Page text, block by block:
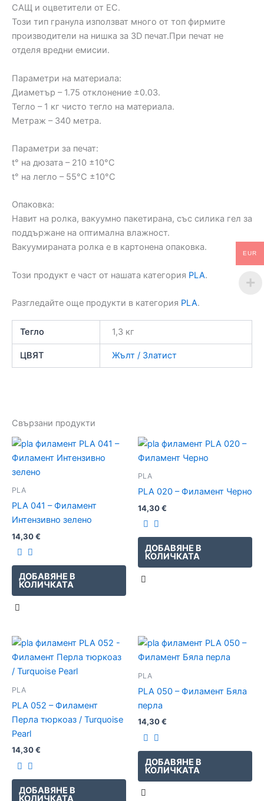
САЩ и оцветители от ЕС.
Този тип гранула използват много от топ фирмите
производители на нишка за 3D печат.При печат не
отделя вредни емисии.
Параметри на материала:
Диаметър – 1.75 отклонение ±0.03.
Тегло – 1 кг чисто тегло на материала.
Метраж – 340 метра.
Параметри за печат:
t° на дюзата – 210 ±10°C
t° на легло – 55°C ±10°C
Опаковка:
Навит на ролка, вакуумно пакетирана, със силика гел за
поддържане на оптимална влажност.
Вакуумирaната ролка е в картонена опаковка.
Този продукт е част от нашата категория PLA.
Разгледайте още продукти в категория PLA.
Тегло 1,3 кг
ЦВЯТ Жълт / Златист
Свързани продукти
PLA
PLA 041 – Филамент
Интензивно зелено
14,30€
ДОБАВЯНЕ В
КОЛИЧКАТА
PLA
PLA 020 – Филамент Черно
14,30€
ДОБАВЯНЕ В
КОЛИЧКАТА
PLA
PLA 052 – Филамент
Перла тюркоаз / Turquoise
Pearl
14,30€
ДОБАВЯНЕ В
КОЛИЧКАТА
PLA
PLA 050 – Филамент Бяла
перла
14,30€
ДОБАВЯНЕ В
КОЛИЧКАТА
EUR